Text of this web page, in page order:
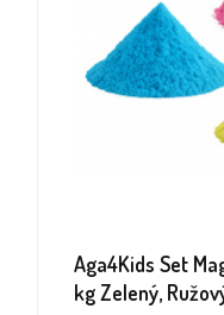
Aga4Kids Set
kg Zelený,